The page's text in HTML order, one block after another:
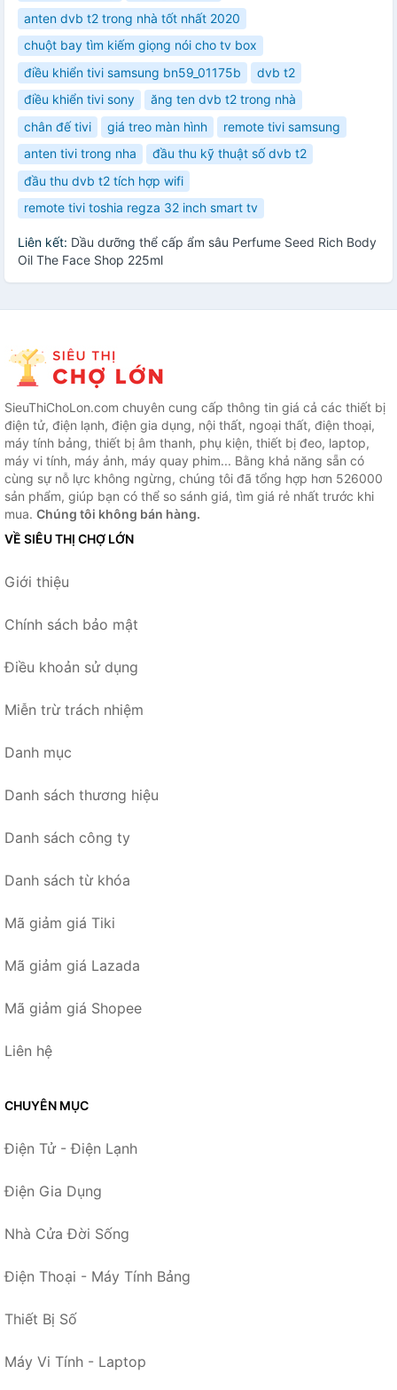
anten dvb t2 trong nhà tốt nhất 2020
chuột bay tìm kiếm giọng nói cho tv box
điều khiển tivi samsung bn59_01175b
dvb t2
điều khiển tivi sony
ăng ten dvb t2 trong nhà
chân đế tivi
giá treo màn hình
remote tivi samsung
anten tivi trong nha
đầu thu kỹ thuật số dvb t2
đầu thu dvb t2 tích hợp wifi
remote tivi toshia regza 32 inch smart tv
Liên kết: Dầu dưỡng thể cấp ẩm sâu Perfume Seed Rich Body
Oil The Face Shop 225ml
SieuThiChoLon.com chuyên cung cấp thông tin giá cả các thiết bị
điện tử, điện lạnh, điện gia dụng, nội thất, ngoại thất, điện thoại,
máy tính bảng, thiết bị âm thanh, phụ kiện, thiết bị đeo, laptop,
máy vi tính, máy ảnh, máy quay phim... Bằng khả năng sẵn có
cùng sự nỗ lực không ngừng, chúng tôi đã tổng hợp hơn 526000
sản phẩm, giúp bạn có thể so sánh giá, tìm giá rẻ nhất trước khi
mua. Chúng tôi không bán hàng.
VỀ SIÊU THỊ CHỢ LỚN
Giới thiệu
Chính sách bảo mật
Điều khoản sử dụng
Miễn trừ trách nhiệm
Danh mục
Danh sách thương hiệu
Danh sách công ty
Danh sách từ khóa
Mã giảm giá Tiki
Mã giảm giá Lazada
Mã giảm giá Shopee
Liên hệ
CHUYÊN MỤC
Điện Tử - Điện Lạnh
Điện Gia Dụng
Nhà Cửa Đời Sống
Điện Thoại - Máy Tính Bảng
Thiết Bị Số
Máy Vi Tính - Laptop